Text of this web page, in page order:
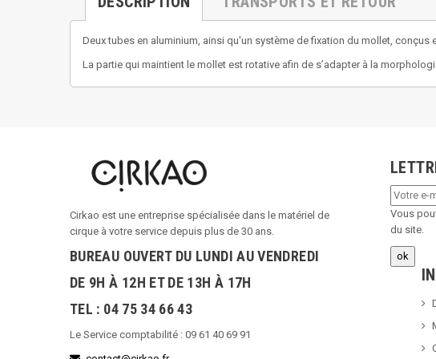
Deux tubes en aluminium, ainsi qu'un système de fixation du mollet, conçus
La partie qui maintient le mollet est rotative afin de s’adapter à la
Cirkao est une entreprise spécialisée dans le matériel de
cirque à votre service depuis plus de 30 ans.
BUREAU OUVERT DU LUNDI AU VENDREDI
DE 9H À 12H ET DE 13H À 17H
TEL : 04 75 34 66 43
Le Service comptabilité : 09 61 40 69 91
Vous
du site.